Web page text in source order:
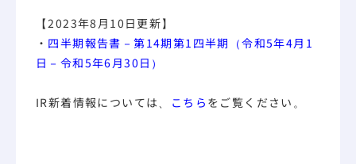
【2023年8月10日更新】
・ 四半期報告書－第14期第1四半期（令和5年4月1
日－令和5年6月30日）
IR新着情報については、 こちら をご覧ください。